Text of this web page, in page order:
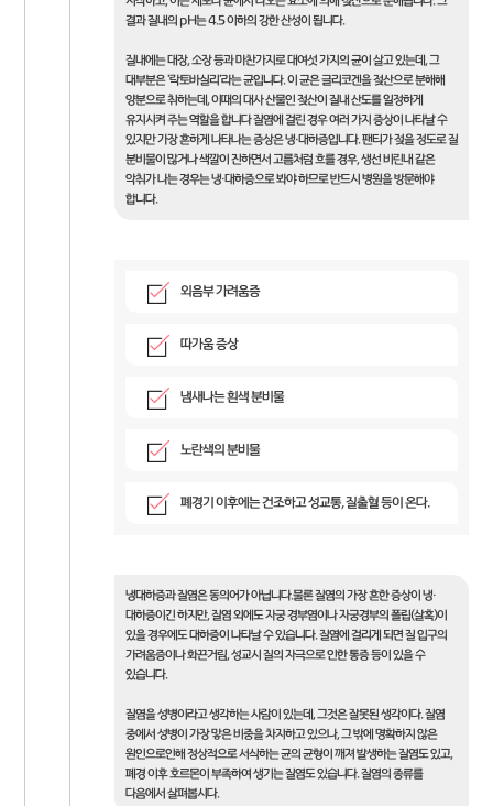
결과 질내의 pH는 4.5 이하의 강한 산성이 됩니다.
질내에는 대장, 소장 등과 마찬가지로 대여섯 가지의 균이 살고 있는데, 그
대부분은 '락토바실리'라는 균입니다. 이 균은 글리코겐을 젖산으로 분해해
양분으로 취하는데, 이때의 대사 산물인 젖산이 질내 산도를 일정하게
유지시켜 주는 역할을 합니다 질염에 걸린 경우 여러 가지 증상이 나타날 수
있지만 가장 흔하게 나타나는 증상은 냉·대하증입니다. 팬티가 젖을 정도로 질
분비물이 많거나 색깔이 진하면서 고름처럼 흐를 경우, 생선 비린내 같은
악취가 나는 경우는 냉·대하증으로 봐야 하므로 반드시 병원을 방문해야
합니다.
외음부 가려움증
따가움 증상
냄새나는 흰색 분비물
노란색의 분비물
폐경기 이후에는 건조하고 성교통, 질출혈 등이 온다.
냉대하증과 질염은 동의어가 아닙니다.물론 질염의 가장 흔한 증상이 냉·
대하증이긴 하지만, 질염 외에도 자궁 경부염이나 자궁경부의 폴립(살혹)이
있을 경우에도 대하증이 나타날 수 있습니다. 질염에 걸리게 되면 질 입구의
가려움증이나 화끈거림, 성교시 질의 자극으로 인한 통증 등이 있을 수
있습니다.
질염을 성병이라고 생각하는 사람이 있는데, 그것은 잘못된 생각이다. 질염
중에서 성병이 가장 맣은 비중을 차지하고 있으나, 그 밖에 명확하지 않은
원인으로인해 정상적으로 서식하는 균의 균형이 깨져 발생하는 질염도 있고,
폐경 이후 호르몬이 부족하여 생기는 질염도 있습니다. 질염의 종류를
다음에서 살펴봅시다.